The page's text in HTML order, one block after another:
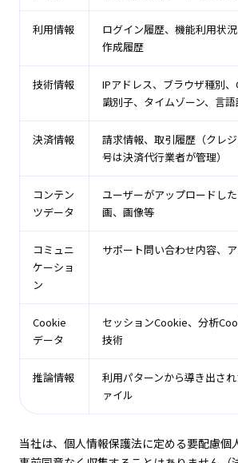
利用情報
ログイン履歴、機能利用状
作成履歴
技術情報
IPアドレス、ブラウザ種別
識別子、タイムゾーン、言語
決済情報
請求情報、取引履歴（クレ
号は決済代行業者が管理）
コンテン
ツデータ
ユーザーがアップロードし
画、画像等
コミュニ
ケーショ
ン
サポート問い合わせ内容、
Cookie
データ
セッションCookie、分析
技術
推論情報
利用パターンから導き出さ
ァイル
当社は、個人情報保護法に定める要配慮個